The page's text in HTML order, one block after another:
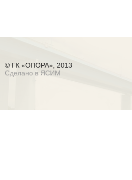
© ГК «ОПОРА», 2013
Сделано в ЯСИМ